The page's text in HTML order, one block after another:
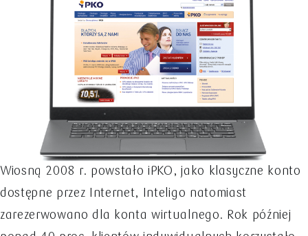
Wiosną 2008 r. powstało iPKO, jako klasyczne konto
dostępne przez Internet, Inteligo natomiast
zarezerwowano dla konta wirtualnego. Rok później